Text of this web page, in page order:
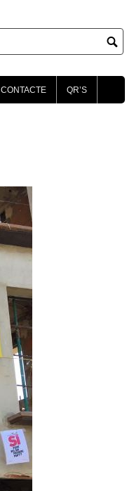
CONTACTE QR’S